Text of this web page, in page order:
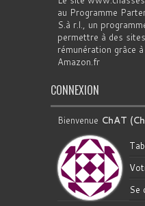
au Programme
S.à r.l., un
permettre à des
rémunération grâce
Amazon.fr
CONNEXION
Bienvenue ChAT
Se